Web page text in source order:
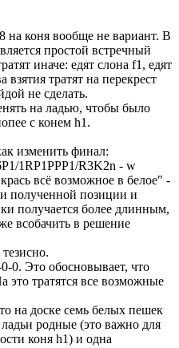
на коня вообще не вариант. В
простой встречный
иначе: едят слона f1, едят
тратят на перекрест
не сделать.
на ладью, чтобы было
с конем h1.
изменить финал:
1RP1PPP1/R3K2n - w
всё возможное в белое" -
полученной позиции и
получается более длинным,
всобачить в решение
0. Это обосновывает, что
тратятся все возможные
на доске семь белых пешек
родные (это важно для
коня h1) и одна